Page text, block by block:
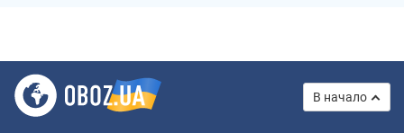
В начало